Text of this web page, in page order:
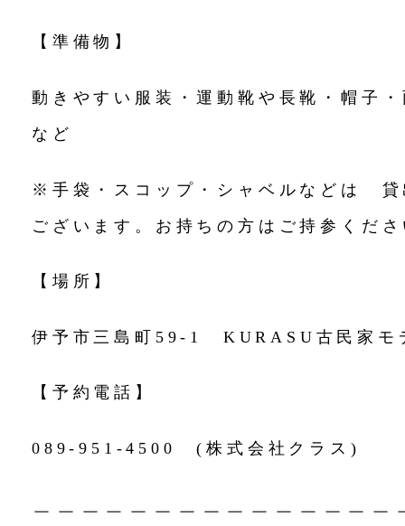
【準備物】
動きやすい服装・運動靴や長靴・帽子
など
※手袋・スコップ・シャベルなどは
ございます。お持ちの方はご持参くだ
【場所】
伊予市三島町59-1 KURASU古民家モ
【予約電話】
089-951-4500 (株式会社クラス)